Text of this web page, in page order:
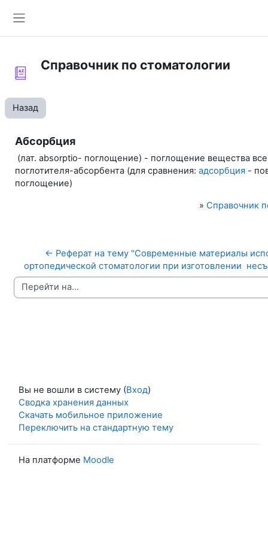
Справочник по стоматологии
Назад
Абсорбция
(лат. absorptio- поглощение) - поглощение вещества
поглотителя-абсорбента (для сравнения: адсорбция -
поглощение)
» Справочник
← Реферат на тему "Современные материалы
ортопедической стоматологии при изготовлении
Перейти на...
Вы не вошли в систему (Вход)
Сводка хранения данных
Скачать мобильное приложение
Переключить на стандартную тему
На платформе Moodle